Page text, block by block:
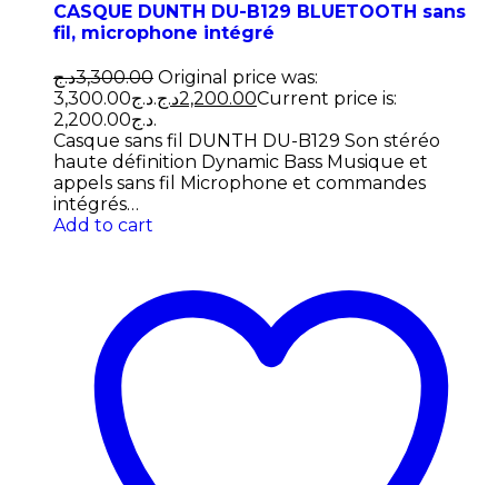
CASQUE DUNTH DU-B129 BLUETOOTH sans
fil, microphone intégré
3,300.00د.ج
Original price was:
3,300.00د.ج.
2,200.00د.ج
Current price is:
2,200.00د.ج.
Casque sans fil DUNTH DU-B129 Son stéréo
haute définition Dynamic Bass Musique et
appels sans fil Microphone et commandes
intégrés…
Add to cart